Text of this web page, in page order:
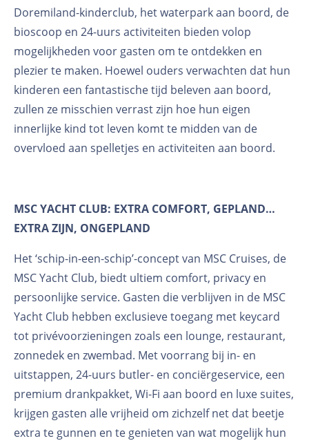
Doremiland-kinderclub, het waterpark aan boord, de
bioscoop en 24-uurs activiteiten bieden volop
mogelijkheden voor gasten om te ontdekken en
plezier te maken. Hoewel ouders verwachten dat hun
kinderen een fantastische tijd beleven aan boord,
zullen ze misschien verrast zijn hoe hun eigen
innerlijke kind tot leven komt te midden van de
overvloed aan spelletjes en activiteiten aan boord.
MSC YACHT CLUB: EXTRA COMFORT, GEPLAND…
EXTRA ZIJN, ONGEPLAND
Het ‘schip-in-een-schip’-concept van MSC Cruises, de
MSC Yacht Club, biedt ultiem comfort, privacy en
persoonlijke service. Gasten die verblijven in de MSC
Yacht Club hebben exclusieve toegang met keycard
tot privévoorzieningen zoals een lounge, restaurant,
zonnedek en zwembad. Met voorrang bij in- en
uitstappen, 24-uurs butler- en conciërgeservice, een
premium drankpakket, Wi-Fi aan boord en luxe suites,
krijgen gasten alle vrijheid om zichzelf net dat beetje
extra te gunnen en te genieten van wat mogelijk hun